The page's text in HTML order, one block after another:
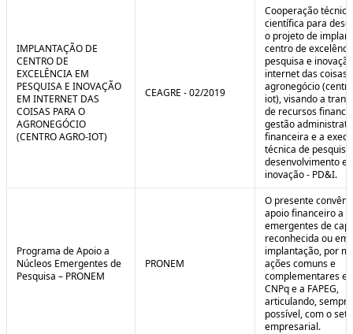
IMPLANTAÇÃO DE
CENTRO DE
EXCELÊNCIA EM
PESQUISA E INOVAÇÃO
EM INTERNET DAS
COISAS PARA O
AGRONEGÓCIO
(CENTRO AGRO-IOT)
CEAGRE - 02/2019
Cooperação
científica para
o projeto de
centro de
pesquisa e
internet das coisas
agronegócio
iot), visando a
de recursos
gestão
financeira e a
técnica de pesquisa,
desenvolvimento e
inovação - PD&I.
Programa de Apoio a
Núcleos Emergentes de
Pesquisa – PRONEM
PRONEM
O presente
apoio financeiro a
emergentes de
reconhecida ou em
implantação, por
ações comuns e
complementares
CNPq e a FAPEG,
articulando,
possível, com o
empresarial.